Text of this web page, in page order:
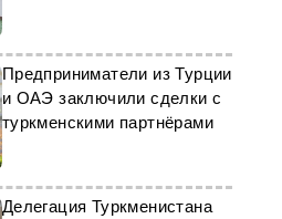
рынка
Предприниматели из Турции
и ОАЭ заключили сделки с
туркменскими партнёрами
Делегация Туркменистана